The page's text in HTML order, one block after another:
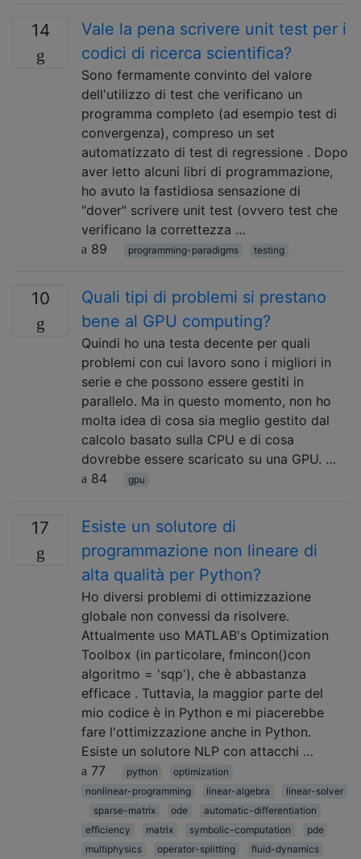
14
Vale la pena scrivere unit test per i
codici di ricerca scientifica?
Sono fermamente convinto del valore
dell'utilizzo di test che verificano un
programma completo (ad esempio test di
convergenza), compreso un set
automatizzato di test di regressione . Dopo
aver letto alcuni libri di programmazione,
ho avuto la fastidiosa sensazione di
"dover" scrivere unit test (ovvero test che
verificano la correttezza …
89
programming-paradigms testing
10
Quali tipi di problemi si prestano
bene al GPU computing?
Quindi ho una testa decente per quali
problemi con cui lavoro sono i migliori in
serie e che possono essere gestiti in
parallelo. Ma in questo momento, non ho
molta idea di cosa sia meglio gestito dal
calcolo basato sulla CPU e di cosa
dovrebbe essere scaricato su una GPU. …
84
gpu
17
Esiste un solutore di
programmazione non lineare di
alta qualità per Python?
Ho diversi problemi di ottimizzazione
globale non convessi da risolvere.
Attualmente uso MATLAB's Optimization
Toolbox (in particolare, fmincon()con
algoritmo = 'sqp'), che è abbastanza
efficace . Tuttavia, la maggior parte del
mio codice è in Python e mi piacerebbe
fare l'ottimizzazione anche in Python.
Esiste un solutore NLP con attacchi …
77
python
optimization
nonlinear-programming
linear-algebra
linear-solver
sparse-matrix
ode
automatic-differentiation
efficiency
matrix symbolic-computation
pde
multiphysics
operator-splitting
fluid-dynamics